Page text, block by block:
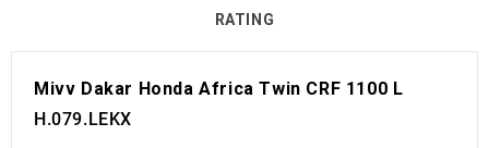
RATING
Mivv Dakar Honda Africa Twin CRF 1100 L
H.079.LEKX